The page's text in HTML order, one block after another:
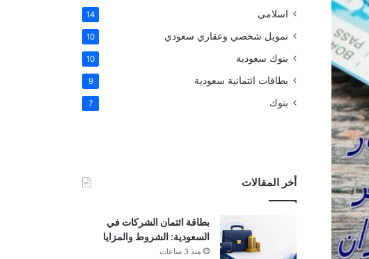
اسلامى 14
تمويل شخصي وعقاري سعودي 10
بنوك سعودية 10
بطاقات ائتمانية سعودية 9
بنوك 7
أخر المقالات
بطاقة ائتمان الشركات في
السعودية: الشروط والمزايا
منذ 3 ساعات